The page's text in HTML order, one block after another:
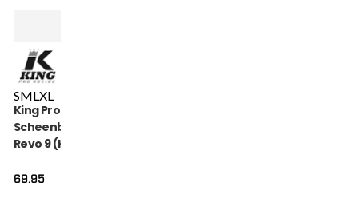
SMLXL
King Pro Boxing
Scheenbeschermers
Revo 9 (KPB SG REVO
69.95